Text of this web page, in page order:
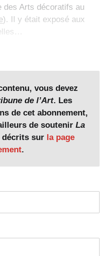
des Arts décoratifs au
). Il y était exposé aux
vous devez
de l’Art. Les
de cet abonnement,
de soutenir La
décrits sur la page
.